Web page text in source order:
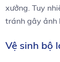
xưởng. Tuy
tránh gây ảnh
Vệ sinh bộ